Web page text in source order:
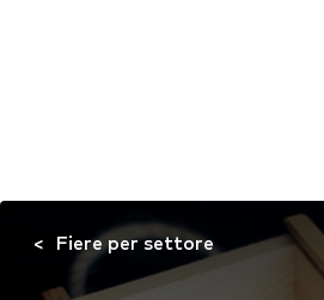
Fiere per settore